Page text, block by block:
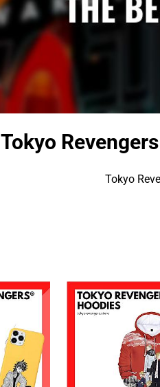
Tokyo
Tokyo